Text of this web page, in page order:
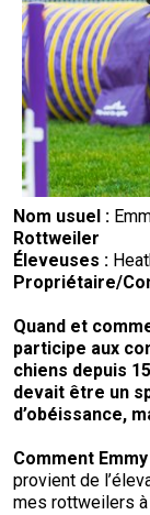
Laika de
Nom usuel :
Rottweiler
Éleveuses :
Propriétaire/
Quand et
participe aux
chiens depuis
devait être un
d’obéissance,
Comment Emmy
provient de
mes rottweilers